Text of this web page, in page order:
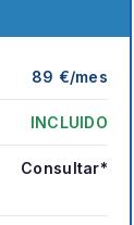
89 €/mes
INCLUIDO
Consultar*